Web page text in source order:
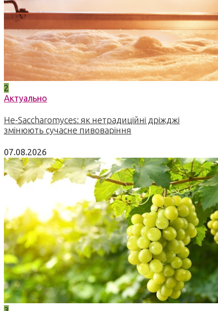
2
Актуально
Не-Saccharomyces: як нетрадиційні дріжджі
змінюють сучасне пивоваріння
07.08.2026